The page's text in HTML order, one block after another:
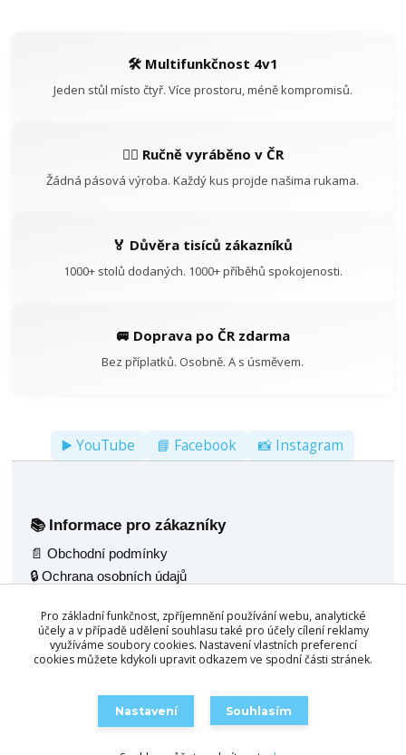
🛠️ Multifunkčnost 4v1
Jeden stůl místo čtyř. Více prostoru, méně kompromisů.
👷‍♂️ Ručně vyráběno v ČR
Žádná pásová výroba. Každý kus projde našima rukama.
🏅 Důvěra tisíců zákazníků
1000+ stolů dodaných. 1000+ příběhů spokojenosti.
🚐 Doprava po ČR zdarma
Bez příplatků. Osobně. A s úsměvem.
▶️ YouTube 📘 Facebook 📸 Instagram
📚 Informace pro zákazníky
📄 Obchodní podmínky
🔒 Ochrana osobních údajů
🖼️ Fotogalerie
🌟 Reference
💬 Poradenský servis
🎱 Kulečník jídelní 2v1
Pro základní funkčnost, zpříjemnění používání webu, analytické
účely a v případě udělení souhlasu také pro účely cílení reklamy
využíváme soubory cookies. Nastavení vlastních preferencí
cookies můžete kdykoli upravit odkazem ve spodní části stránek.
Nastavení Souhlasím